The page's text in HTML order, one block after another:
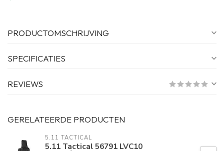
PRODUCTOMSCHRIJVING
SPECIFICATIES
REVIEWS
GERELATEERDE PRODUCTEN
5.11 TACTICAL
5.11 Tactical 56791 LVC10